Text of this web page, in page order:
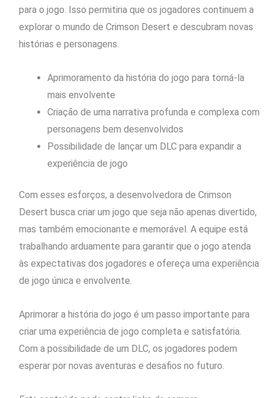
para o jogo. Isso permitiria que os jogadores continuem a
explorar o mundo de Crimson Desert e descubram novas
histórias e personagens.
Aprimoramento da história do jogo para torná-la
mais envolvente
Criação de uma narrativa profunda e complexa com
personagens bem desenvolvidos
Possibilidade de lançar um DLC para expandir a
experiência de jogo
Com esses esforços, a desenvolvedora de Crimson
Desert busca criar um jogo que seja não apenas divertido,
mas também emocionante e memorável. A equipe está
trabalhando arduamente para garantir que o jogo atenda
às expectativas dos jogadores e ofereça uma experiência
de jogo única e envolvente.
Aprimorar a história do jogo é um passo importante para
criar uma experiência de jogo completa e satisfatória.
Com a possibilidade de um DLC, os jogadores podem
esperar por novas aventuras e desafios no futuro.